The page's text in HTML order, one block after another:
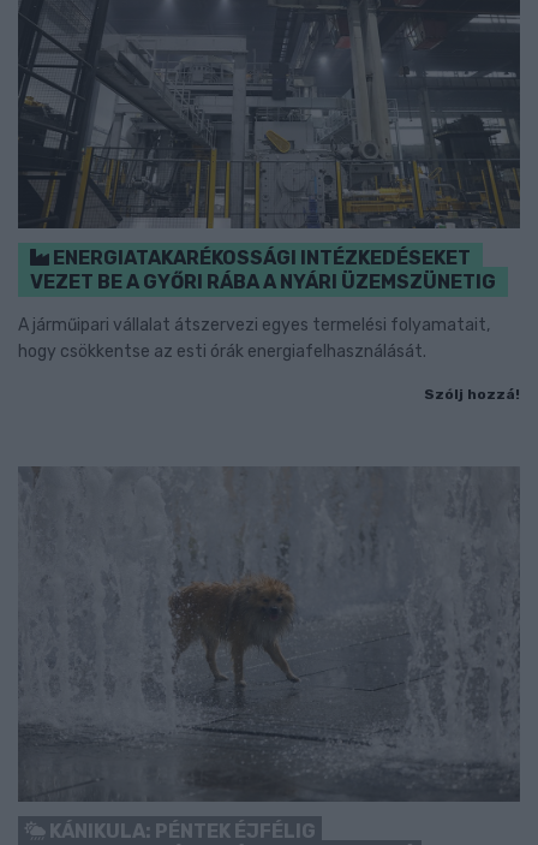
ENERGIATAKARÉKOSSÁGI INTÉZKEDÉSEKET
VEZET BE A GYŐRI RÁBA A NYÁRI ÜZEMSZÜNETIG
A járműipari vállalat átszervezi egyes termelési folyamatait,
hogy csökkentse az esti órák energiafelhasználását.
Szólj hozzá!
KÁNIKULA: PÉNTEK ÉJFÉLIG